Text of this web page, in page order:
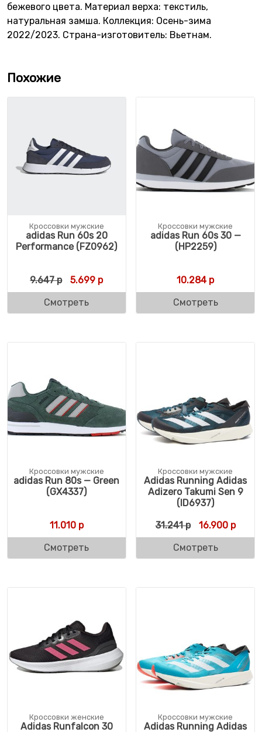
бежевого цвета. Материал верха: текстиль,
натуральная замша. Коллекция: Осень-зима
2022/2023. Страна-изготовитель: Вьетнам.
Похожие
Кроссовки мужские
adidas Run 60s 20
Performance (FZ0962)
9.647р Первоначальная цена составляла 9.647 р.
5.699 рТекущая цена: 5.699 р.
Смотреть
Кроссовки мужские
adidas Run 60s 30 —
(HP2259)
10.284р
Смотреть
Кроссовки мужские
adidas Run 80s — Green
(GX4337)
11.010р
Смотреть
Кроссовки мужские
Adidas Running Adidas
Adizero Takumi Sen 9
(ID6937)
31.241р 16.900р
Смотреть
Кроссовки женские
Adidas Runfalcon 30
Кроссовки мужские
Adidas Running Adidas